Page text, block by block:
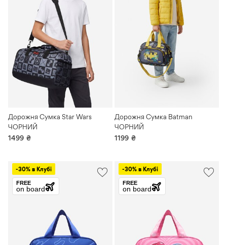
Дорожня Сумка Star Wars
ЧОРНИЙ
1499 ₴
Дорожня Сумка Batman
ЧОРНИЙ
1199 ₴
-30% в Клубі
FREE
on board
-30% в Клубі
FREE
on board